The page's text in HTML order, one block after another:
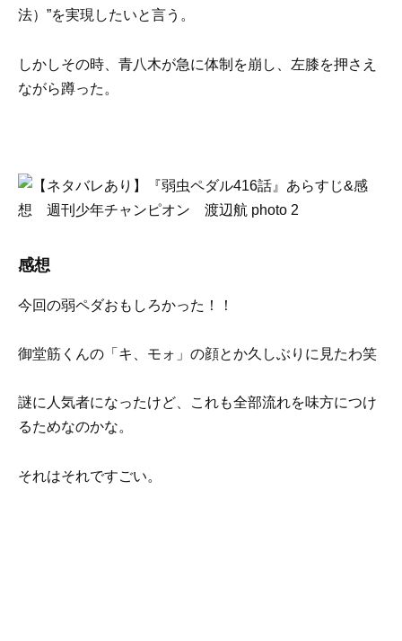
法）”を実現したいと言う。
しかしその時、青八木が急に体制を崩し、左膝を押さえ
ながら蹲った。
感想
今回の弱ペダおもしろかった！！
御堂筋くんの「キ、モォ」の顔とか久しぶりに見たわ笑
謎に人気者になったけど、これも全部流れを味方につけ
るためなのかな。
それはそれですごい。